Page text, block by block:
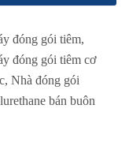
đóng gói tiêm,
đóng gói tiêm cơ
, Nhà đóng gói
bán buôn